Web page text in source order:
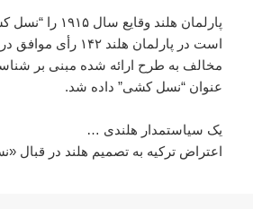
پارلمان هلند
است در پارلمان هلند
مخالف به طرح ارائه شده مبنی بر
عنوان “نسل کشی” داده شد.
یک سیاستمدار هلندی …
اعتراض ترکیه به تصمیم هلند در قبال